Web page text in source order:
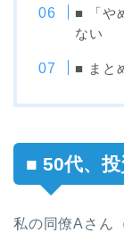
■ 「や
ない
■ まと
■ 50代、
私の同僚Aさん